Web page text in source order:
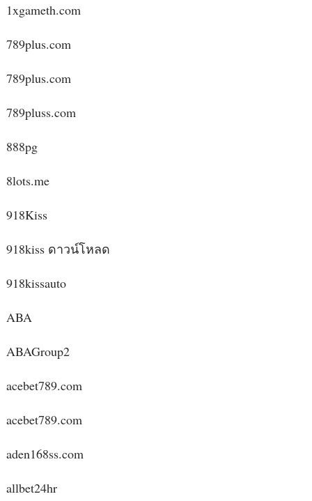
1xgameth.com
789plus.com
789plus.com
789pluss.com
888pg
8lots.me
918Kiss
918kiss ดาวน์โหลด
918kissauto
ABA
ABAGroup2
acebet789.com
acebet789.com
aden168ss.com
allbet24hr